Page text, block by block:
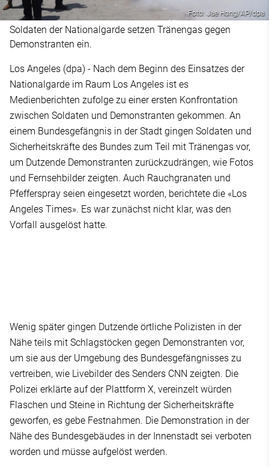
Foto: Jae Hong/AP/dpa
Soldaten der Nationalgarde setzen Tränengas gegen
Demonstranten ein.
Los Angeles (dpa) - Nach dem Beginn des Einsatzes der
Nationalgarde im Raum Los Angeles ist es
Medienberichten zufolge zu einer ersten Konfrontation
zwischen Soldaten und Demonstranten gekommen. An
einem Bundesgefängnis in der Stadt gingen Soldaten und
Sicherheitskräfte des Bundes zum Teil mit Tränengas vor,
um Dutzende Demonstranten zurückzudrängen, wie Fotos
und Fernsehbilder zeigten. Auch Rauchgranaten und
Pfefferspray seien eingesetzt worden, berichtete die «Los
Angeles Times». Es war zunächst nicht klar, was den
Vorfall ausgelöst hatte.
Wenig später gingen Dutzende örtliche Polizisten in der
Nähe teils mit Schlagstöcken gegen Demonstranten vor,
um sie aus der Umgebung des Bundesgefängnisses zu
vertreiben, wie Livebilder des Senders CNN zeigten. Die
Polizei erklärte auf der Plattform X, vereinzelt würden
Flaschen und Steine in Richtung der Sicherheitskräfte
geworfen, es gebe Festnahmen. Die Demonstration in der
Nähe des Bundesgebäudes in der Innenstadt sei verboten
worden und müsse aufgelöst werden.